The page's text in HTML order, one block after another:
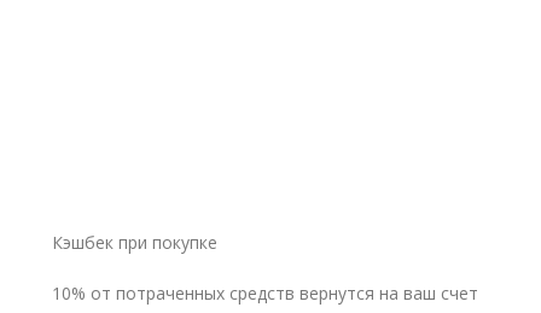
Кэшбек при покупке
10% от потраченных средств вернутся на ваш счет